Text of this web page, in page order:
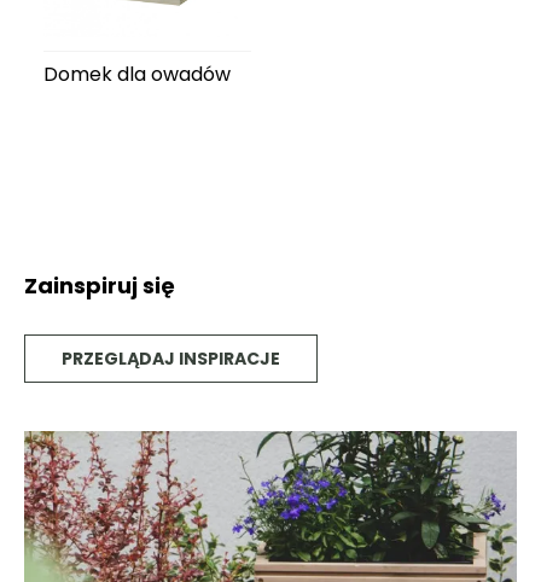
Domek dla owadów
Zainspiruj się
PRZEGLĄDAJ INSPIRACJE